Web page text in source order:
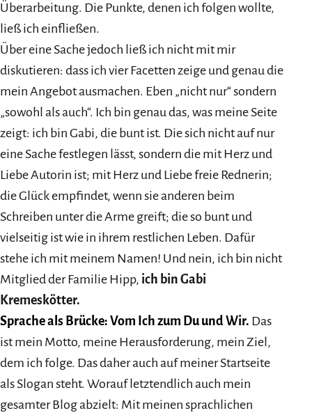
Überarbeitung. Die Punkte, denen ich folgen wollte,
ließ ich einfließen.
Über eine Sache jedoch ließ ich nicht mit mir
diskutieren: dass ich vier Facetten zeige und genau die
mein Angebot ausmachen. Eben „nicht nur“ sondern
„sowohl als auch“. Ich bin genau das, was meine Seite
zeigt: ich bin Gabi, die bunt ist. Die sich nicht auf nur
eine Sache festlegen lässt, sondern die mit Herz und
Liebe Autorin ist; mit Herz und Liebe freie Rednerin;
die Glück empfindet, wenn sie anderen beim
Schreiben unter die Arme greift; die so bunt und
vielseitig ist wie in ihrem restlichen Leben. Dafür
stehe ich mit meinem Namen! Und nein, ich bin nicht
Mitglied der Familie Hipp, ich bin Gabi
Kremeskötter.
Sprache als Brücke: Vom Ich zum Du und Wir. Das
ist mein Motto, meine Herausforderung, mein Ziel,
dem ich folge. Das daher auch auf meiner Startseite
als Slogan steht. Worauf letztendlich auch mein
gesamter Blog abzielt: Mit meinen sprachlichen